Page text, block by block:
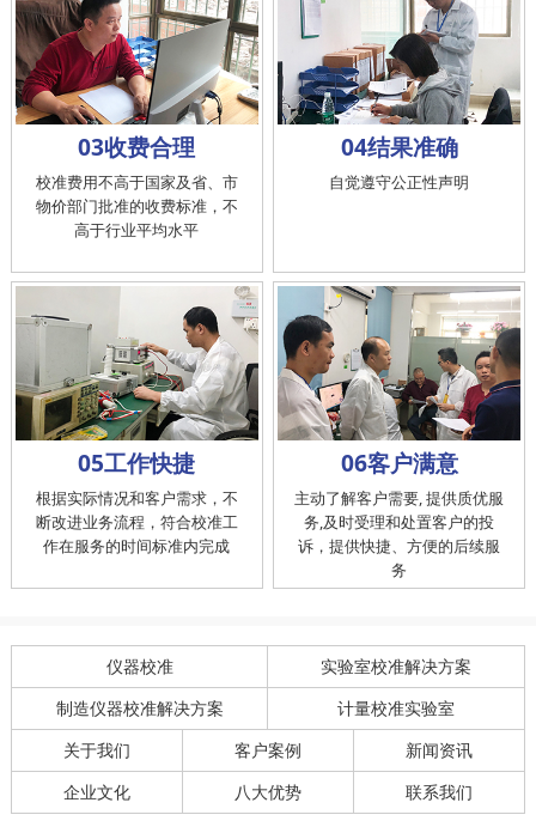
03收费合理
校准费用不高于国家及省、市
物价部门批准的收费标准，不
高于行业平均水平
04结果准确
自觉遵守公正性声明
05工作快捷
根据实际情况和客户需求，不
断改进业务流程，符合校准工
作在服务的时间标准内完成
06客户满意
主动了解客户需要, 提供质优服
务,及时受理和处置客户的投
诉，提供快捷、方便的后续服
务
仪器校准 实验室校准解决方案
制造仪器校准解决方案 计量校准实验室
关于我们 客户案例 新闻资讯
企业文化 八大优势 联系我们